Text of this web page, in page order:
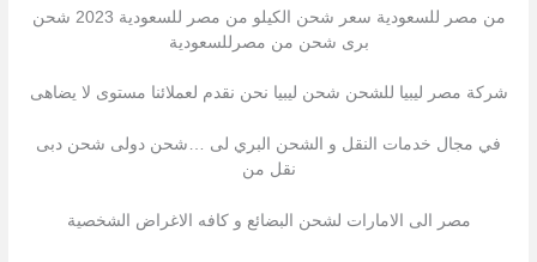
من مصر للسعودية سعر شحن الكيلو من مصر للسعودية 2023 شحن
برى شحن من مصرللسعودية
شركة مصر ليبيا للشحن شحن ليبيا نحن نقدم لعملائنا مستوى لا يضاهى
في مجال خدمات النقل و الشحن البري لى …شحن دولى شحن دبى
نقل من
مصر الى الامارات لشحن البضائع و كافه الاغراض الشخصية